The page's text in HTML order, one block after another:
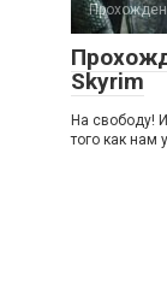
Skyrim
На свободу!
того как нам